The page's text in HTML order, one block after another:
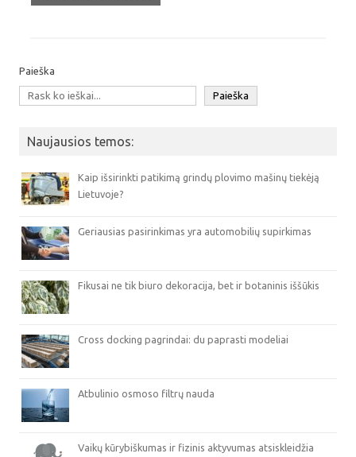
Paieška
Paieška
Naujausios temos:
Kaip išsirinkti patikimą grindų plovimo mašinų tiekėją
Lietuvoje?
Geriausias pasirinkimas yra automobilių supirkimas
Fikusai ne tik biuro dekoracija, bet ir botaninis iššūkis
Cross docking pagrindai: du paprasti modeliai
Atbulinio osmoso filtrų nauda
Vaikų kūrybiškumas ir fizinis aktyvumas atsiskleidžia